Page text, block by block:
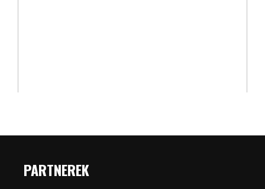
PARTNEREK